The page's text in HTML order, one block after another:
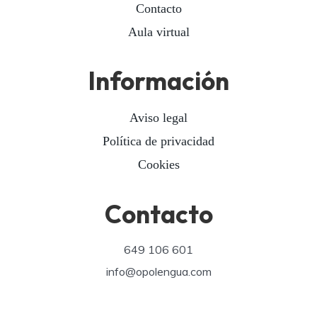
Contacto
Aula virtual
Información
Aviso legal
Política de privacidad
Cookies
Contacto
649 106 601
info@opolengua.com